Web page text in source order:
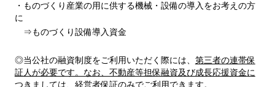
・ものづくり産業の用に供する機械・設備の導入をお考えの方
に
⇒ものづくり設備導入資金
◎当公社の融資制度をご利用いただく際には、 第三者の連帯保
証人が必要です。なお、不動産等担保融資及び成長応援資金に
つきましては、経営者保証のみでご利用できます。